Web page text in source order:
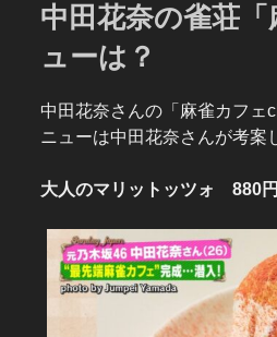
中田花奈の雀荘
ューは？
中田花奈さんの「麻雀カフェ
ニューは中田花奈さんが考案
大人のマリットッツォ 880円